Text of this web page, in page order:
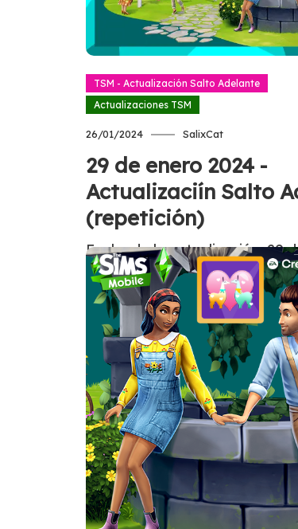
TSM - Actualización Salto Adelante
Actualizaciones TSM
26/01/2024 SalixCat
29 de enero 2024 -
Actualizaciín Salto
(repetición)
Fecha de la actualización: 29
2024. No tenemos
la hora. Encontrarás mas
acerca de esta actualización
actual del juego en el blog
Tagged #EACreatorNetwork ,
Actualización,Update
Read more